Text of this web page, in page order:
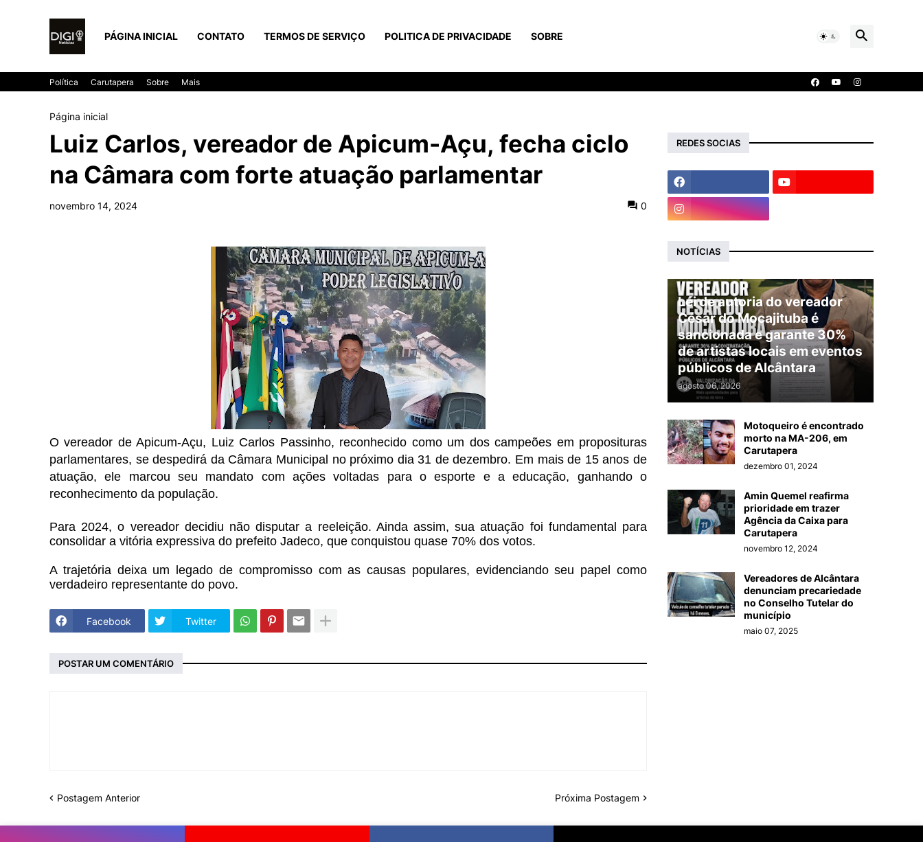
PÁGINA INICIAL CONTATO TERMOS DE SERVIÇO POLITICA DE PRIVACIDADE SOBRE
Política Carutapera Sobre Mais
Página inicial
Luiz Carlos, vereador de Apicum-Açu, fecha ciclo
na Câmara com forte atuação parlamentar
novembro 14, 2024 0
O vereador de Apicum-Açu, Luiz Carlos Passinho, reconhecido como um dos campeões em proposituras
parlamentares, se despedirá da Câmara Municipal no próximo dia 31 de dezembro. Em mais de 15 anos de
atuação, ele marcou seu mandato com ações voltadas para o esporte e a educação, ganhando o
reconhecimento da população.
Para 2024, o vereador decidiu não disputar a reeleição. Ainda assim, sua atuação foi fundamental para
consolidar a vitória expressiva do prefeito Jadeco, que conquistou quase 70% dos votos.
A trajetória deixa um legado de compromisso com as causas populares, evidenciando seu papel como
verdadeiro representante do povo.
Facebook Twitter
POSTAR UM COMENTÁRIO
Postagem Anterior Próxima Postagem
REDES SOCIAS
NOTÍCIAS
Lei de autoria do vereador
César do Mocajituba é
sancionada e garante 30%
de artistas locais em eventos
públicos de Alcântara
agosto 06, 2026
Motoqueiro é encontrado
morto na MA-206, em
Carutapera
dezembro 01, 2024
Amin Quemel reafirma
prioridade em trazer
Agência da Caixa para
Carutapera
novembro 12, 2024
Vereadores de Alcântara
denunciam precariedade
no Conselho Tutelar do
município
maio 07, 2025